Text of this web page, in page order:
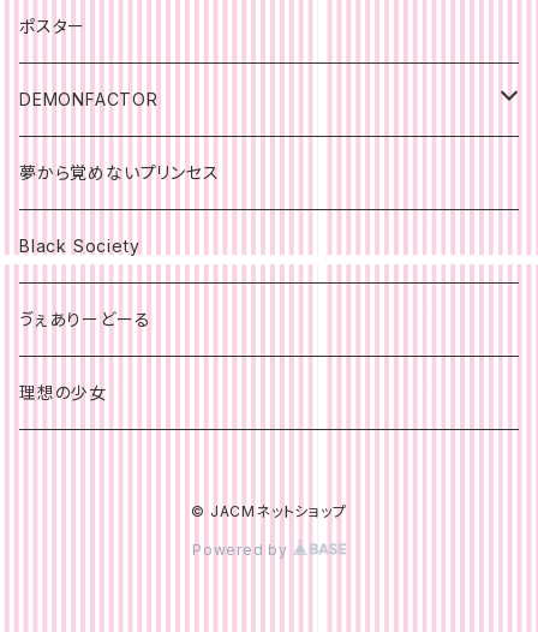
ポスター
DEMONFACTOR
ポスター
夢から覚めないプリンセス
Black Society
ゔぇありーどーる
理想の少女
© JACMネットショップ
Powered by